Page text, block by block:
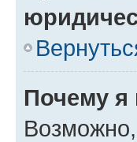
Почему я